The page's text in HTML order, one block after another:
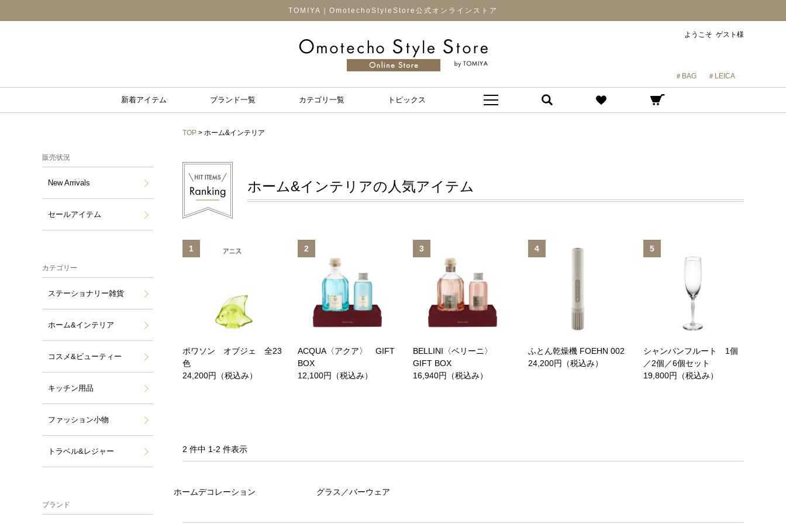
TOMIYA｜OmotechoStyleStore公式オンラインストア
ようこそ ゲスト様
＃BAG ＃LEICA
新着アイテム ブランド一覧 カテゴリ一覧 トピックス
販売状況
New Arrivals
セールアイテム
カテゴリー
ステーショナリー雑貨
ホーム&インテリア
コスメ&ビューティー
キッチン用品
ファッション小物
トラベル&レジャー
ブランド
TOP > ホーム&インテリア
ホーム&インテリアの人気アイテム
ポワソン オブジェ 全23
色
24,200円（税込み）
ACQUA〈アクア〉 GIFT
BOX
12,100円（税込み）
BELLINI〈ベリーニ〉
GIFT BOX
16,940円（税込み）
ふとん乾燥機 FOEHN 002
24,200円（税込み）
シャンパンフルート 1個
／2個／6個セット
19,800円（税込み）
2 件中 1-2 件表示
ホームデコレーション グラス／バーウェア